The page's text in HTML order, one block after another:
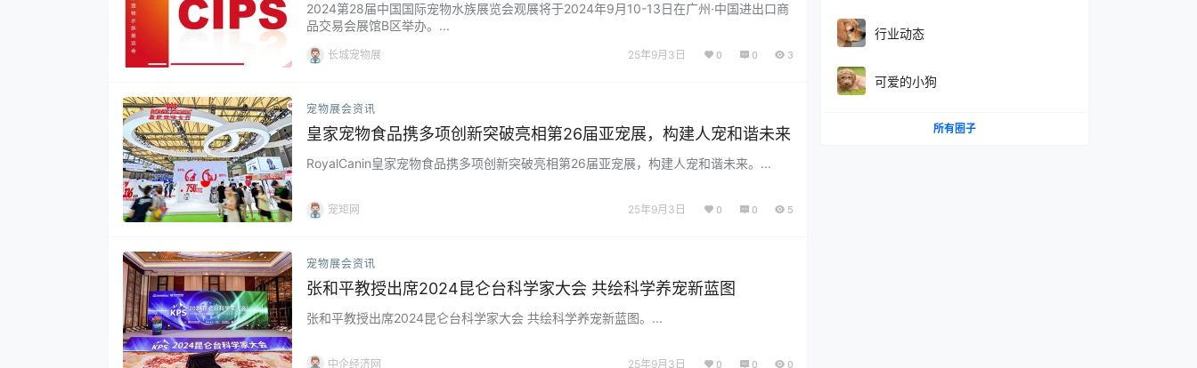
2024第28届中国国际宠物水族展览会观展将于2024年9月10-13日在广州·中国进出口商
品交易会展馆B区举办。...
长城宠物展 25年9月3日 0 0 3
宠物展会资讯
皇家宠物食品携多项创新突破亮相第26届亚宠展，构建人宠和谐未来
RoyalCanin皇家宠物食品携多项创新突破亮相第26届亚宠展，构建人宠和谐未来。...
宠矩网 25年9月3日 0 0 5
宠物展会资讯
张和平教授出席2024昆仑台科学家大会 共绘科学养宠新蓝图
张和平教授出席2024昆仑台科学家大会 共绘科学养宠新蓝图。...
中企经济网 25年9月3日 0 0 0
行业动态
可爱的小狗
所有圈子